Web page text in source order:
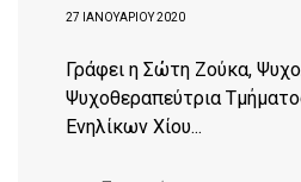
27 ΙΑΝΟΥΑΡΊΟΥ 2020
Γράφει η Σώτη Ζούκα,
Ψυχοθεραπεύτρια
Ενηλίκων Χίου...